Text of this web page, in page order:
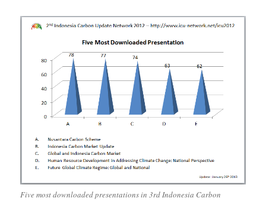
Five most downloaded presentations in 3rd Indonesia Carbon